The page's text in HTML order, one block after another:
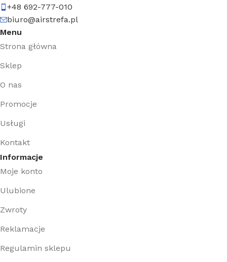
+48 692-777-010
biuro@airstrefa.pl
Menu
Strona główna
Sklep
O nas
Promocje
Usługi
Kontakt
Informacje
Moje konto
Ulubione
Zwroty
Reklamacje
Regulamin sklepu